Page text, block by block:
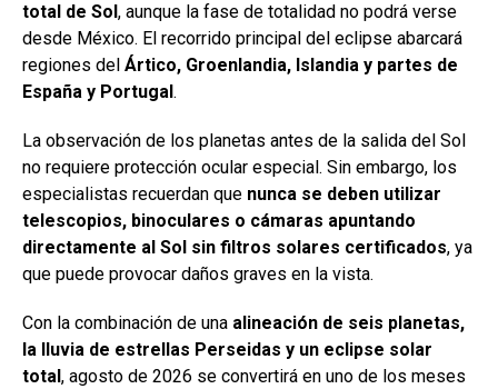
total de Sol , aunque la fase de totalidad no podrá verse
desde México. El recorrido principal del eclipse abarcará
regiones del Ártico, Groenlandia, Islandia y partes de
España y Portugal .
La observación de los planetas antes de la salida del Sol
no requiere protección ocular especial. Sin embargo, los
especialistas recuerdan que nunca se deben utilizar
telescopios, binoculares o cámaras apuntando
directamente al Sol sin filtros solares certificados, ya
que puede provocar daños graves en la vista.
Con la combinación de una alineación de seis planetas,
la lluvia de estrellas Perseidas y un eclipse solar
total , agosto de 2026 se convertirá en uno de los meses